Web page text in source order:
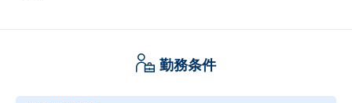
勤務条件